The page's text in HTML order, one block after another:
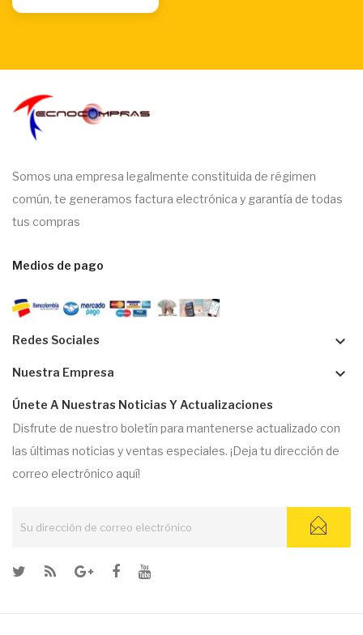
Somos una empresa legalmente constituida de régimen
común, te generamos factura electrónica y garantía de todas
tus compras
Medios de pago
Redes Sociales keyboard_arrow_down
Nuestra Empresa keyboard_arrow_down
Únete A Nuestras Noticias Y Actualizaciones
Disfrute de nuestro boletín para mantenerse actualizado con
las últimas noticias y ventas especiales. ¡Deja tu dirección de
correo electrónico aquí!